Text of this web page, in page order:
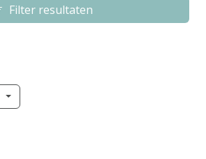
Filter resultaten